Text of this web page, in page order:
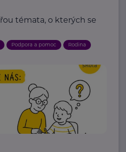
témata, o kterých se
Podpora a pomoc Rodina